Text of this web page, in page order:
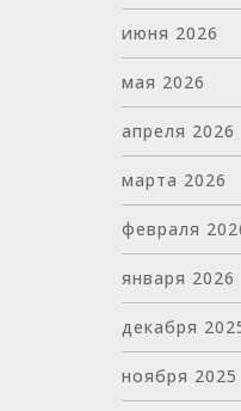
июня 2026
мая 2026
апреля 2026
марта 2026
февраля
января 2026
декабря
ноября 2025